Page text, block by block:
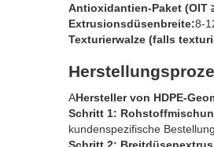
Antioxidantien-Paket (OIT
Extrusionsdüsenbreite:8-
Texturierwalze (falls
AHersteller von HDPE-
Schritt 1:
kundenspezifische